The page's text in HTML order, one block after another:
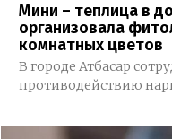
Мини – теплица в
организовала
комнатных цветов
В городе Атбасар
противодействию